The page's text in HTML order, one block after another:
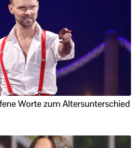
Worte zum Altersunterschied